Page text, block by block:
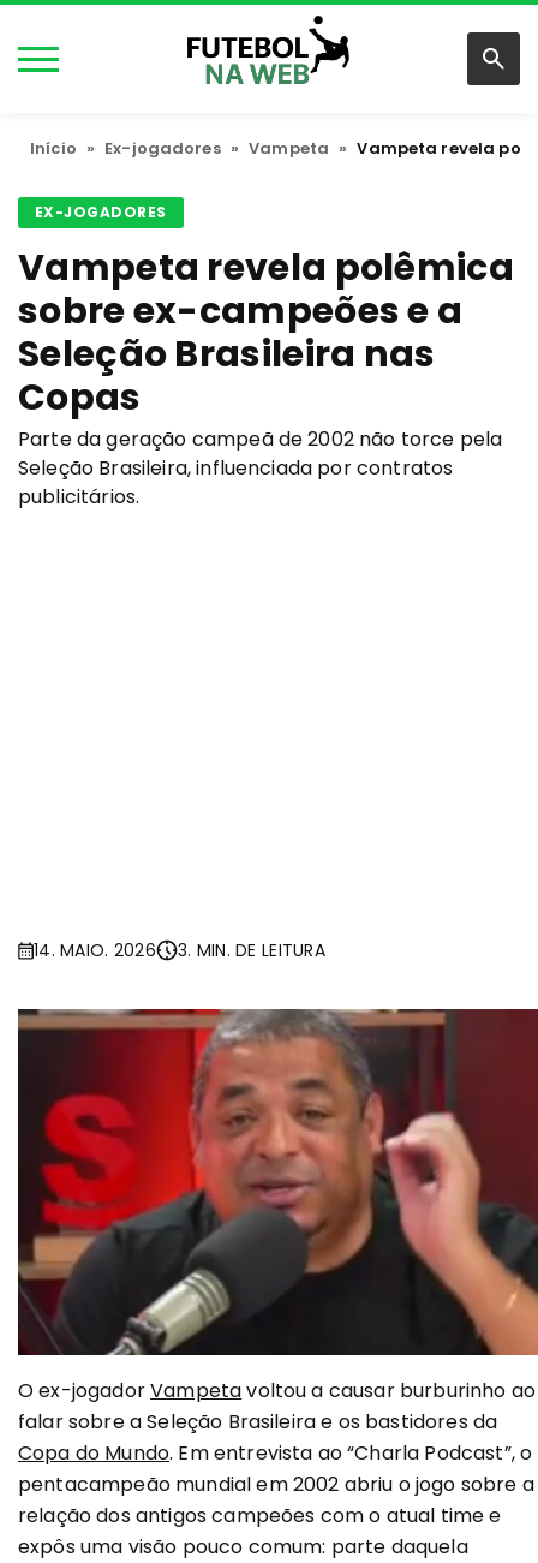
Início » Ex-jogadores » Vampeta » Vampeta revela
EX-JOGADORES
Vampeta revela polêmica
sobre ex-campeões e a
Seleção Brasileira nas
Copas
Parte da geração campeã de 2002 não torce pela
Seleção Brasileira, influenciada por contratos
publicitários.
14. MAIO. 2026 3. MIN. DE LEITURA
O ex-jogadorVampetavoltou a causar burburinho ao
falar sobre a Seleção Brasileira e os bastidores da
Copa do Mundo. Em entrevista ao “Charla Podcast”, o
pentacampeão mundial em 2002 abriu o jogo sobre a
relação dos antigos campeões com o atual time e
expôs uma visão pouco comum: parte daquela